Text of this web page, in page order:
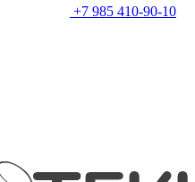
+7 985 410-90-10